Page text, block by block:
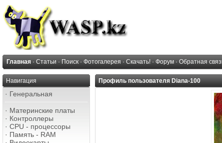
Главная · Статьи · Поиск · Фотогалерея · Скачать! · Форум · Обратная
Навигация
· Генеральная
· Материнские платы
· Контроллеры
· CPU - процессоры
· Память - RAM
Профиль пользователя Diana-100